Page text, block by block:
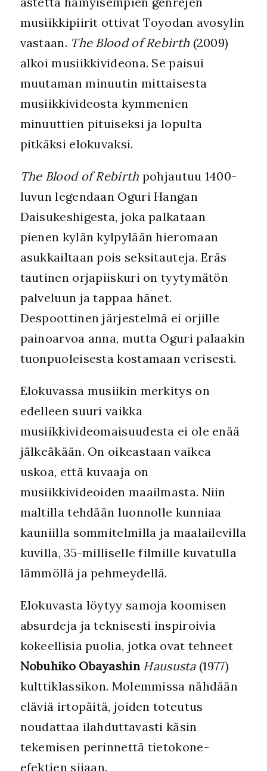
musiikkipiirit ottivat Toyodan avosylin
vastaan. The Blood of Rebirth (2009)
alkoi musiikkivideona. Se paisui
muutaman minuutin mittaisesta
musiikkivideosta kymmenien
minuuttien pituiseksi ja lopulta
pitkäksi elokuvaksi.
The Blood of Rebirth pohjautuu 1400-
luvun legendaan Oguri Hangan
Daisukeshigesta, joka palkataan
pienen kylän kylpylään hieromaan
asukkailtaan pois seksitauteja. Eräs
tautinen orjapiiskuri on tyytymätön
palveluun ja tappaa hänet.
Despoottinen järjestelmä ei orjille
painoarvoa anna, mutta Oguri palaakin
tuonpuoleisesta kostamaan verisesti.
Elokuvassa musiikin merkitys on
edelleen suuri vaikka
musiikkivideomaisuudesta ei ole enää
jälkeäkään. On oikeastaan vaikea
uskoa, että kuvaaja on
musiikkivideoiden maailmasta. Niin
maltilla tehdään luonnolle kunniaa
kauniilla sommitelmilla ja maalailevilla
kuvilla, 35-milliselle filmille kuvatulla
lämmöllä ja pehmeydellä.
Elokuvasta löytyy samoja koomisen
absurdeja ja teknisesti inspiroivia
kokeellisia puolia, jotka ovat tehneet
Nobuhiko Obayashin Haususta(1977)
kulttiklassikon. Molemmissa nähdään
eläviä irtopäitä, joiden toteutus
noudattaa ilahduttavasti käsin
tekemisen perinnettä tietokone-
efektien sijaan.